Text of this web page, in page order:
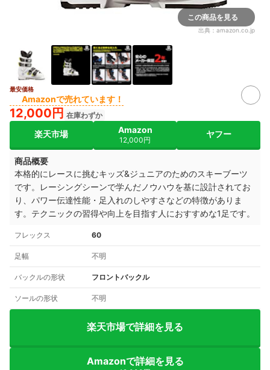
この商品を見る
出典： amazon.co.jp
最安価格
Amazonで売れています！
12,000円 在庫わずか
楽天市場 Amazon
12,000円
ヤフー
商品概要
本格的にレースに挑むキッズ&ジュニアのためのスキーブーツ
です。レーシングシーンで学んだノウハウを基に設計されてお
り、パワー伝達性能・足入れのしやすさなどの特徴がありま
す。テクニックの習得や向上を目指す人におすすめな1足です。
フレックス 60
足幅 不明
バックルの形状 フロントバックル
ソールの形状 不明
楽天市場で詳細を見る
Amazonで詳細を見る